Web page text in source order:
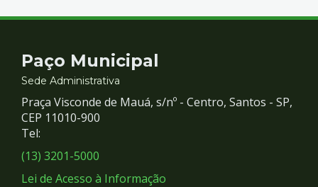
Contato
e
Redes
Sociais
Paço Municipal
Sede Administrativa
Praça Visconde de Mauá, s/nº - Centro, Santos - SP,
CEP 11010-900
Tel:
(13) 3201-5000
Lei de Acesso à Informação